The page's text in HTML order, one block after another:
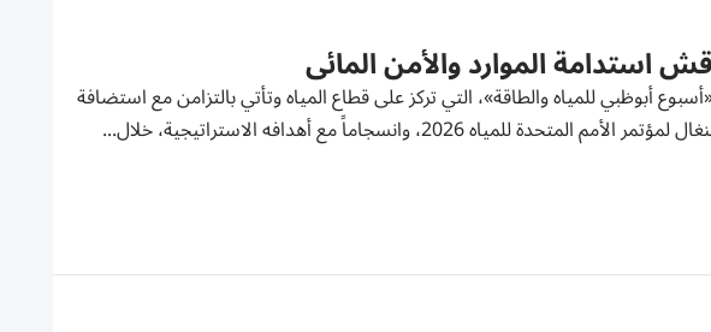
استدامة الموارد والأمن المائي
أبوظبي للمياه والطاقة»، التي تركز على قطاع المياه وتأتي بالتزامن مع استضافة
2026، وانسجاماً مع أهدافه الاستراتيجية، خلال...